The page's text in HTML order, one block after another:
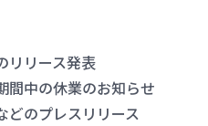
リリース発表
間中の休業のお知らせ
どのプレスリリース